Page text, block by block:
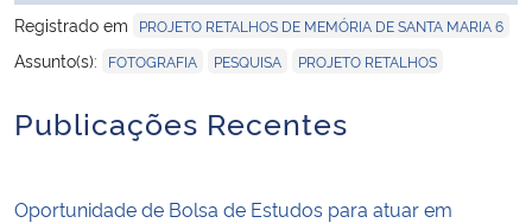
Registrado em
PROJETO RETALHOS DE MEMÓRIA DE SANTA MARIA 6
Assunto(s): FOTOGRAFIA PESQUISA PROJETO RETALHOS
Publicações Recentes
Oportunidade de Bolsa de Estudos para atuar em